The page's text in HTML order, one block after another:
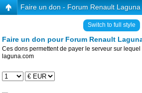
Faire un don - Forum Renault Laguna
Switch to full style
Faire un don pour Forum Renault
Ces dons permettent de payer le serveur sur
laguna.com